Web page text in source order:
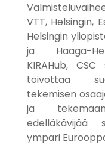
VTT, Helsingin,
Helsingin
ja Haaga-
KIRAHub,
toivottaa
tekemisen
ja
edelläkävijää
ympäri